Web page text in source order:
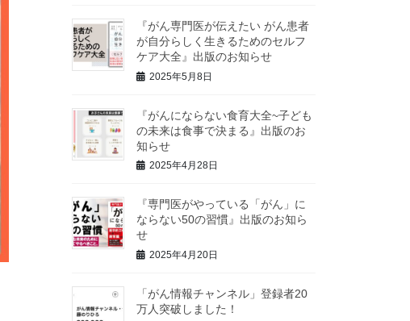
『がん専門医が伝えたい がん患者
が自分らしく生きるためのセルフ
ケア大全』出版のお知らせ
2025年5月8日
『がんにならない食育大全~子ども
の未来は食事で決まる』出版のお
知らせ
2025年4月28日
『専門医がやっている「がん」に
ならない50の習慣』出版のお知ら
せ
2025年4月20日
「がん情報チャンネル」登録者20
万人突破しました！